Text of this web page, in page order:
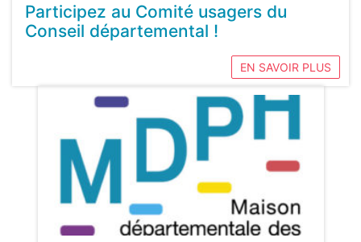
Participez au Comité usagers du
Conseil départemental !
EN SAVOIR PLUS